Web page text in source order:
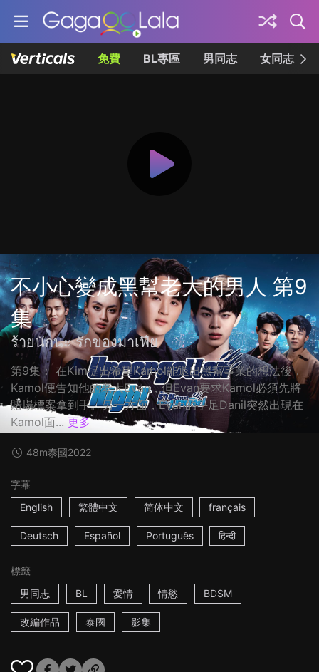
免費 BL專區 男同志 女同志
不小心變成黑幫老大的男人 第9
集
ร้ายนักนะ รักของมาเฟีย
第9集： 在Kim提出希望Kamol能退出黑幫事業的想法後，
Kamol便告知他的老大Evan，但Evan要求Kamol必須先將
賭場標案拿到手。另一方面，Evan的手足Danil突然出現在
Kamol面... 更多
48m泰國2022
字幕
English
繁體中文 简体中文 français
Deutsch Español Português हिन्दी
標籤
男同志
BL 愛情 情慾 BDSM
改編作品 泰國 影集